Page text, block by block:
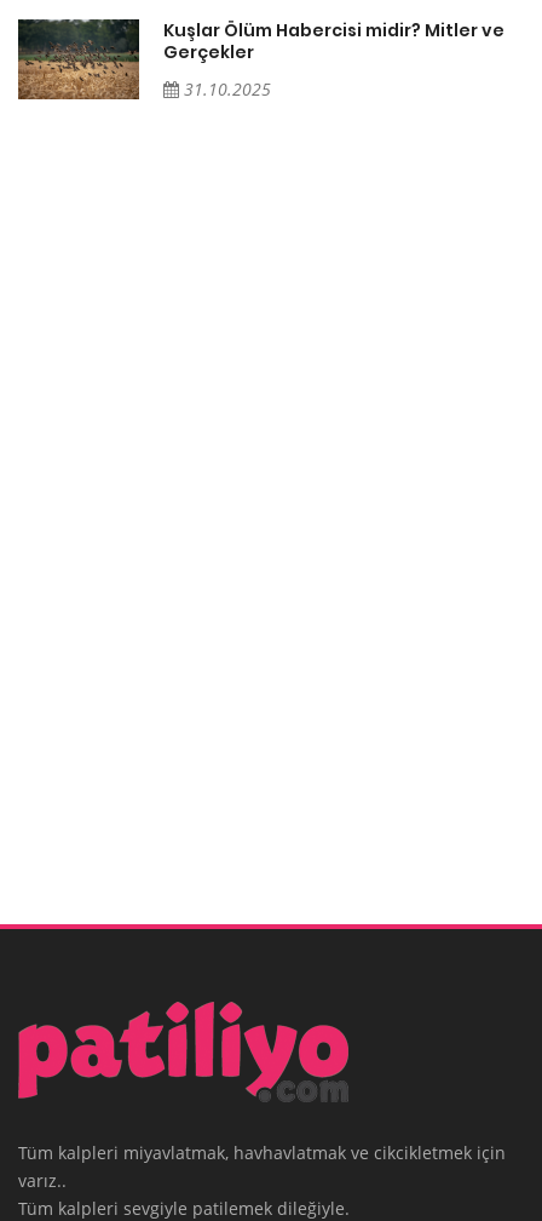
Kuşlar Ölüm Habercisi midir? Mitler ve
Gerçekler
31.10.2025
Tüm kalpleri miyavlatmak, havhavlatmak ve cikcikletmek için
varız..
Tüm kalpleri sevgiyle patilemek dileğiyle.